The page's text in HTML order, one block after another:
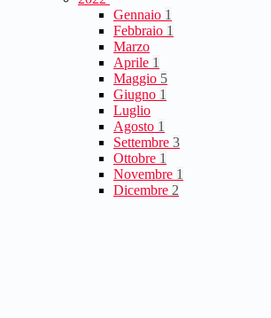
Gennaio 1
Febbraio 1
Marzo
Aprile 1
Maggio 5
Giugno 1
Luglio
Agosto 1
Settembre 3
Ottobre 1
Novembre 1
Dicembre 2